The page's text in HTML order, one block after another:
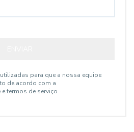
para que a nossa equipe
de acordo com a
termos de serviço